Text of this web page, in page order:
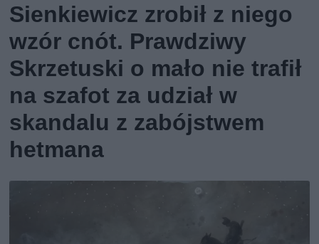
Sienkiewicz zrobił z niego
wzór cnót. Prawdziwy
Skrzetuski o mało nie trafił
na szafot za udział w
skandalu z zabójstwem
hetmana